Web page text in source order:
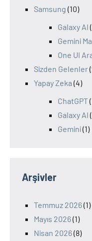
Samsung (10)
Galaxy AI
Gemini
One UI
Sizden Gelenler
Yapay Zeka (4)
ChatGPT
Galaxy AI
Gemini(1)
Arşivler
Temmuz 2026(1)
Mayıs 2026(1)
Nisan 2026(8)